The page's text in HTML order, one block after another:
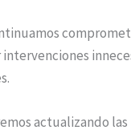
actualizando